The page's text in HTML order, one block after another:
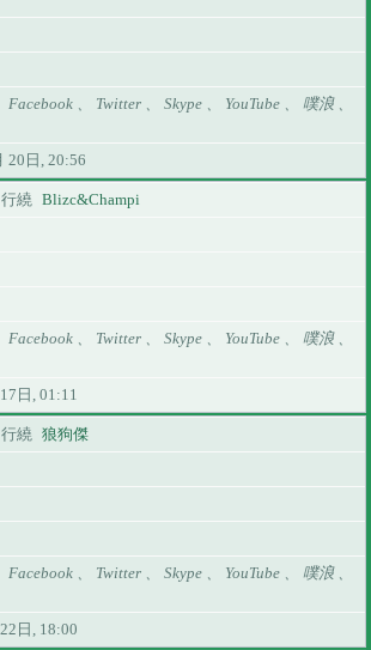
、 Twitter 、 Skype 、 YouTube 、 噗浪 、
20日, 20:56
繞 Blizc&Champi
、 Twitter 、 Skype 、 YouTube 、 噗浪 、
日, 01:11
繞 狼狗傑
、 Twitter 、 Skype 、 YouTube 、 噗浪 、
日, 18:00